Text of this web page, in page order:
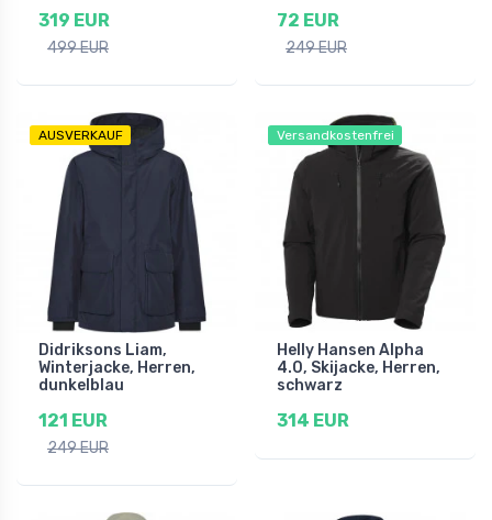
319 EUR
499 EUR
72 EUR
249 EUR
AUSVERKAUF
Didriksons Liam,
Winterjacke, Herren,
dunkelblau
121 EUR
249 EUR
Versandkostenfrei
Helly Hansen Alpha
4.0, Skijacke, Herren,
schwarz
314 EUR